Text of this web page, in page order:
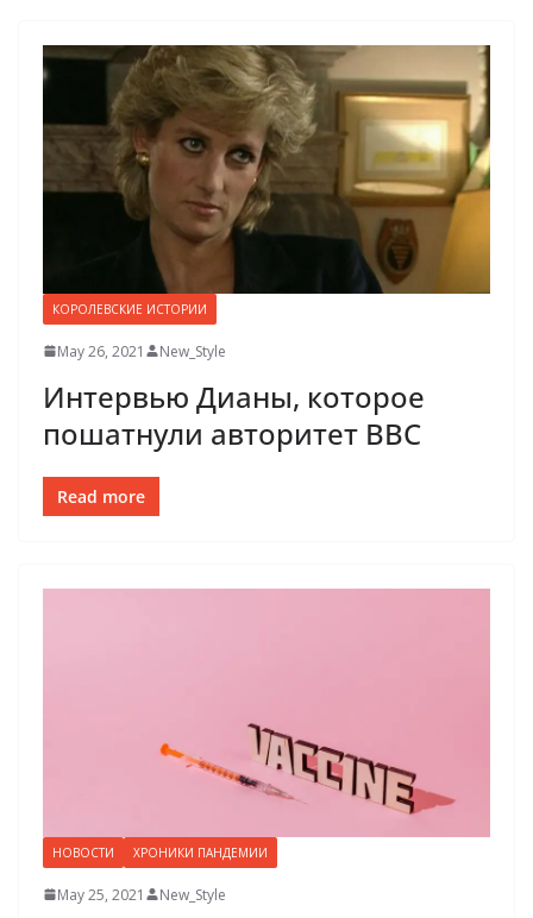
КОРОЛЕВСКИЕ ИСТОРИИ
May 26, 2021 New_Style
Интервью Дианы, которое
пошатнули авторитет BBC
Read more
НОВОСТИ ХРОНИКИ ПАНДЕМИИ
May 25, 2021 New_Style